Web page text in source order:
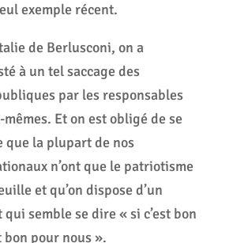
exemple récent.
de Berlusconi, on a
à un tel saccage des
par les responsables
Et on est obligé de se
que la plupart de nos
n’ont que le patriotisme
et qu’on dispose d’un
semble se dire « si c’est bon
bon pour nous ».